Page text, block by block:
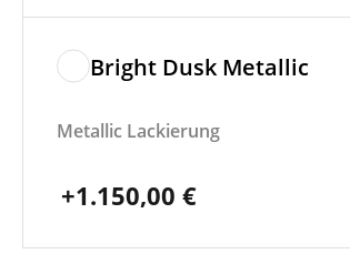
Bright Dusk Metallic
Metallic Lackierung
+1.150,00 €